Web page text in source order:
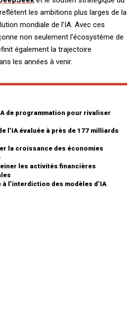
les ambitions plus larges de la
mondiale de l’IA. Avec ces
non seulement l’écosystème de
également la trajectoire
les années à venir.
de programmation pour rivaliser
l’IA évaluée à près de 177 milliards
la croissance des économies
les activités financières
l’interdiction des modèles d’IA